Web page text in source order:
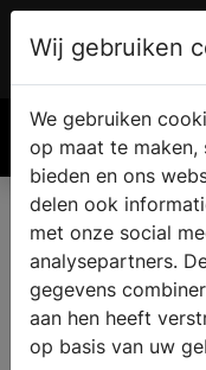
Wij gebruiken
We gebruiken
op maat te maken,
bieden en ons
delen ook
met onze social
analysepartners.
gegevens
aan hen heeft
op basis van uw